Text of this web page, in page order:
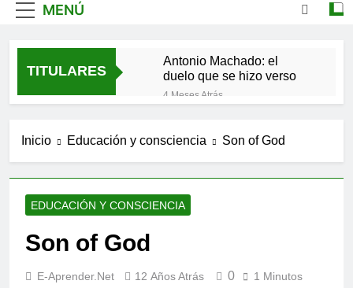
MENÚ
TITULARES
Antonio Machado: el
duelo que se hizo verso
4 Meses Atrás
5 Meses Atrás
🌸 La fuerza olvidada de
la ternura
9 Meses Atrás
«La kinesina y la felicidad:
Las estacas invisibles:
cómo las creencias
Inicio Educación y consciencia Son of God
EDUCACIÓN Y CONSCIENCIA
Son of God
E-Aprender.net 12 Años Atrás 0 1 Minutos